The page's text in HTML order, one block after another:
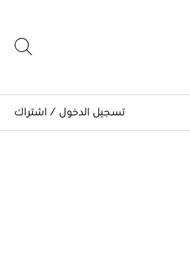
تسجيل الدخول / اشتراك